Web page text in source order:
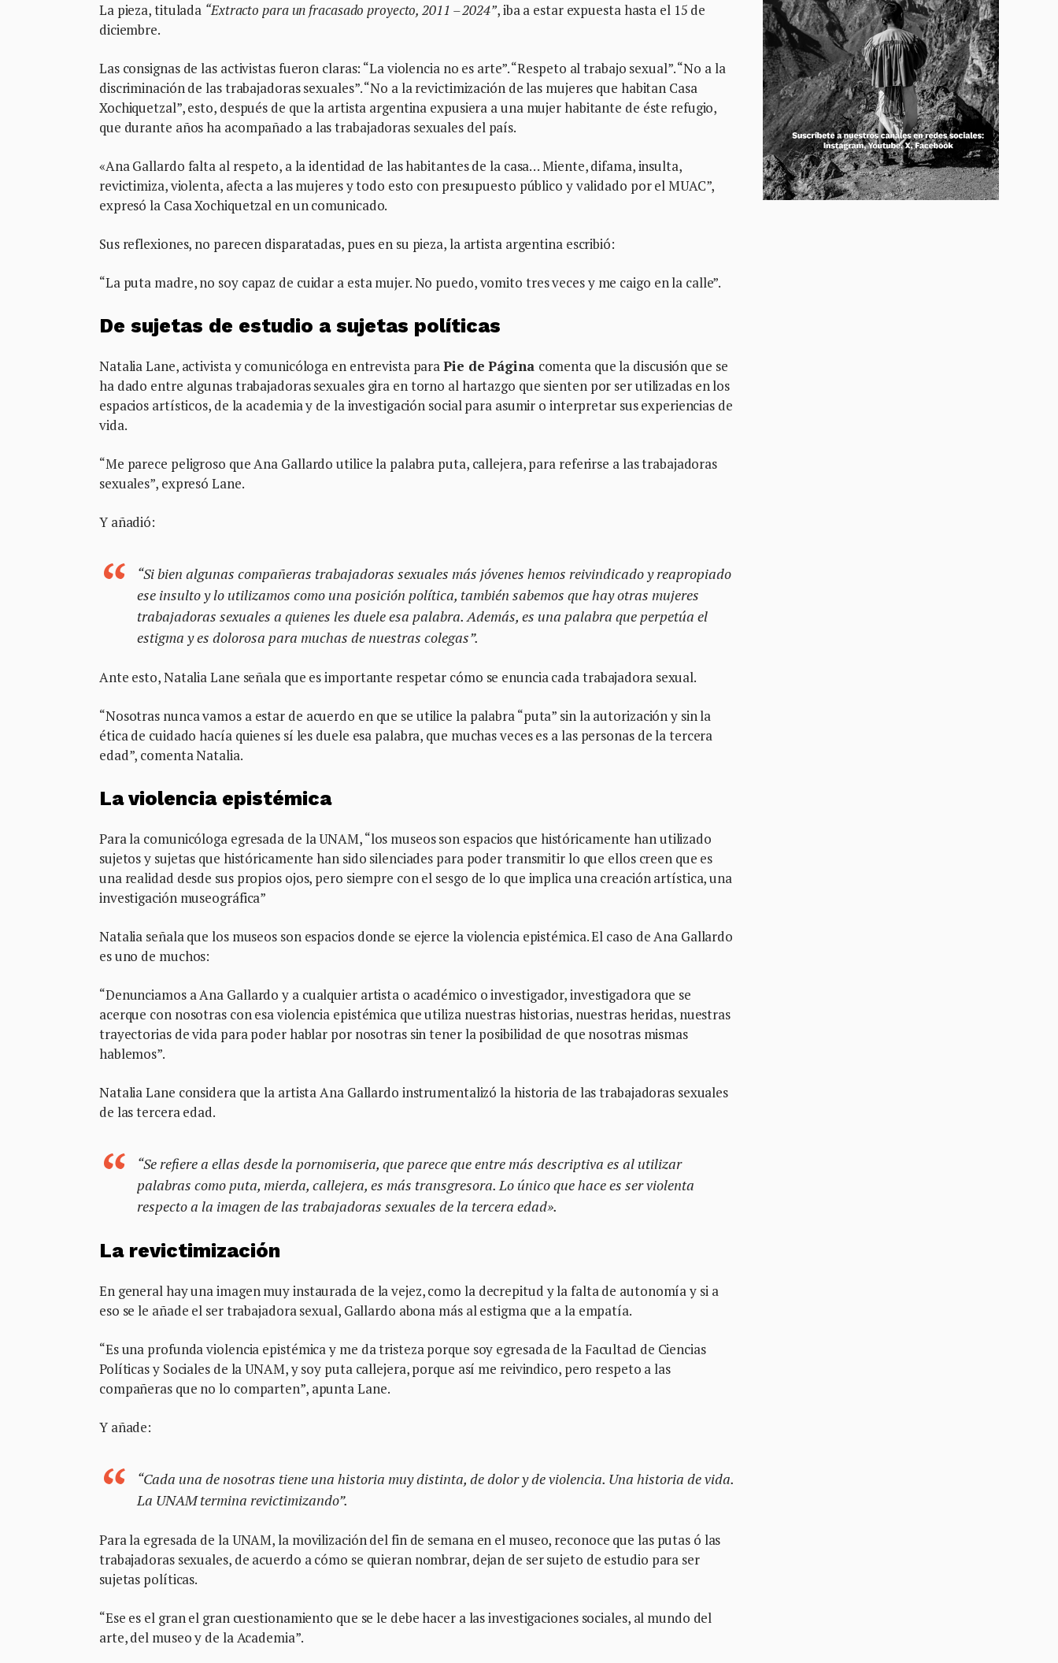
La pieza, titulada “Extracto para un fracasado proyecto, 2011 – 2024”, iba a estar expuesta hasta el 15 de
diciembre.
Las consignas de las activistas fueron claras: “La violencia no es arte”. “Respeto al trabajo sexual”. “No a la
discriminación de las trabajadoras sexuales”. “No a la revictimización de las mujeres que habitan Casa
Xochiquetzal”, esto, después de que la artista argentina expusiera a una mujer habitante de éste refugio,
que durante años ha acompañado a las trabajadoras sexuales del país.
«Ana Gallardo falta al respeto, a la identidad de las habitantes de la casa… Miente, difama, insulta,
revictimiza, violenta, afecta a las mujeres y todo esto con presupuesto público y validado por el MUAC”,
expresó la Casa Xochiquetzal en un comunicado.
Sus reflexiones, no parecen disparatadas, pues en su pieza, la artista argentina escribió:
“La puta madre, no soy capaz de cuidar a esta mujer. No puedo, vomito tres veces y me caigo en la calle”.
De sujetas de estudio a sujetas políticas
Natalia Lane, activista y comunicóloga en entrevista paraPie de Página comenta que la discusión que se
ha dado entre algunas trabajadoras sexuales gira en torno al hartazgo que sienten por ser utilizadas en los
espacios artísticos, de la academia y de la investigación social para asumir o interpretar sus experiencias de
vida.
“Me parece peligroso que Ana Gallardo utilice la palabra puta, callejera, para referirse a las trabajadoras
sexuales”, expresó Lane.
Y añadió:
“Si bien algunas compañeras trabajadoras sexuales más jóvenes hemos reivindicado y reapropiado
ese insulto y lo utilizamos como una posición política, también sabemos que hay otras mujeres
trabajadoras sexuales a quienes les duele esa palabra. Además, es una palabra que perpetúa el
estigma y es dolorosa para muchas de nuestras colegas”.
Ante esto, Natalia Lane señala que es importante respetar cómo se enuncia cada trabajadora sexual.
“Nosotras nunca vamos a estar de acuerdo en que se utilice la palabra “puta” sin la autorización y sin la
ética de cuidado hacía quienes sí les duele esa palabra, que muchas veces es a las personas de la tercera
edad”, comenta Natalia.
La violencia epistémica
Para la comunicóloga egresada de la UNAM, “los museos son espacios que históricamente han utilizado
sujetos y sujetas que históricamente han sido silenciades para poder transmitir lo que ellos creen que es
una realidad desde sus propios ojos, pero siempre con el sesgo de lo que implica una creación artística, una
investigación museográfica”
Natalia señala que los museos son espacios donde se ejerce la violencia epistémica. El caso de Ana Gallardo
es uno de muchos:
“Denunciamos a Ana Gallardo y a cualquier artista o académico o investigador, investigadora que se
acerque con nosotras con esa violencia epistémica que utiliza nuestras historias, nuestras heridas, nuestras
trayectorias de vida para poder hablar por nosotras sin tener la posibilidad de que nosotras mismas
hablemos”.
Natalia Lane considera que la artista Ana Gallardo instrumentalizó la historia de las trabajadoras sexuales
de las tercera edad.
“Se refiere a ellas desde la pornomiseria, que parece que entre más descriptiva es al utilizar
palabras como puta, mierda, callejera, es más transgresora. Lo único que hace es ser violenta
respecto a la imagen de las trabajadoras sexuales de la tercera edad».
La revictimización
En general hay una imagen muy instaurada de la vejez, como la decrepitud y la falta de autonomía y si a
eso se le añade el ser trabajadora sexual, Gallardo abona más al estigma que a la empatía.
“Es una profunda violencia epistémica y me da tristeza porque soy egresada de la Facultad de Ciencias
Políticas y Sociales de la UNAM, y soy puta callejera, porque así me reivindico, pero respeto a las
compañeras que no lo comparten”, apunta Lane.
Y añade:
“Cada una de nosotras tiene una historia muy distinta, de dolor y de violencia. Una historia de vida.
La UNAM termina revictimizando”.
Para la egresada de la UNAM, la movilización del fin de semana en el museo, reconoce que las putas ó las
trabajadoras sexuales, de acuerdo a cómo se quieran nombrar, dejan de ser sujeto de estudio para ser
sujetas políticas.
“Ese es el gran el gran cuestionamiento que se le debe hacer a las investigaciones sociales, al mundo del
arte, del museo y de la Academia”.